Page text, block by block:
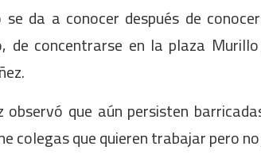
se da a conocer después de
de concentrarse en la plaza
observó que aún persisten
colegas que quieren trabajar pero